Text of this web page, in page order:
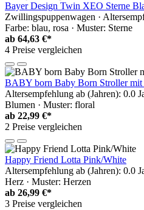
Bayer Design Twin XEO Sterne
Zwillingspuppenwagen ·
Farbe: blau, rosa · Muster: Sterne
ab 64,63 €*
4 Preise vergleichen
BABY born Baby Born Stroller mit
Altersempfehlung ab (Jahren): 0.0
Blumen · Muster: floral
ab 22,99 €*
2 Preise vergleichen
Happy Friend Lotta Pink/White
Altersempfehlung ab (Jahren): 0.0
Herz · Muster: Herzen
ab 26,99 €*
3 Preise vergleichen